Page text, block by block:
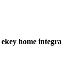
home integra